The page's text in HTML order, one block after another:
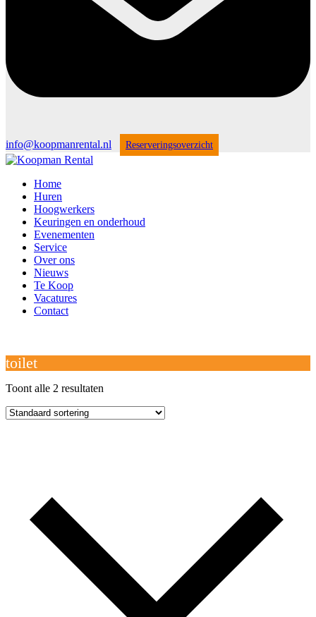
info@koopmanrental.nl Reserveringsoverzicht
Home
Huren
Hoogwerkers
Keuringen en onderhoud
Evenementen
Service
Over ons
Nieuws
Te Koop
Vacatures
Contact
menu
menu
toilet
Toont alle 2 resultaten